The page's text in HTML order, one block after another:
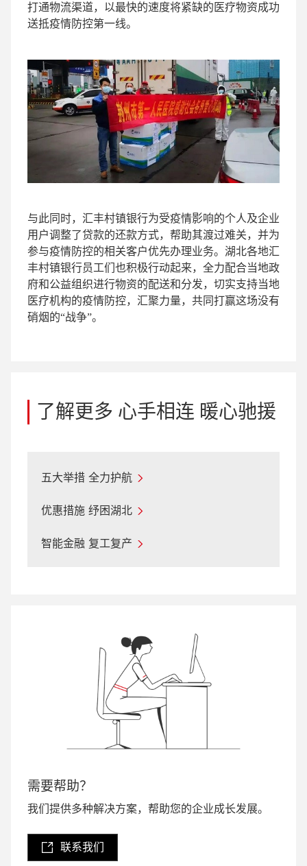
打通物流渠道，以最快的速度将紧缺的医疗物资成功
送抵疫情防控第一线。
与此同时，汇丰村镇银行为受疫情影响的个人及企业
用户调整了贷款的还款方式，帮助其渡过难关，并为
参与疫情防控的相关客户优先办理业务。湖北各地汇
丰村镇银行员工们也积极行动起来，全力配合当地政
府和公益组织进行物资的配送和分发，切实支持当地
医疗机构的疫情防控，汇聚力量，共同打赢这场没有
硝烟的“战争”。
了解更多 心手相连 暖心驰援
五大举措 全力护航
优惠措施 纾困湖北
智能金融 复工复产
需要帮助？
我们提供多种解决方案，帮助您的企业成长发展。
联系我们